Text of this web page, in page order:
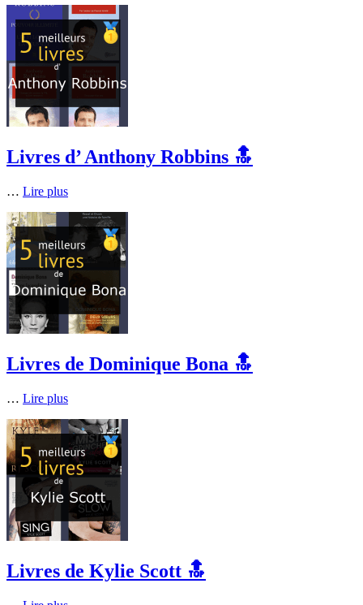
Livres d’ Anthony Robbins 🔝
… Lire plus
Livres de Dominique Bona 🔝
… Lire plus
Livres de Kylie Scott 🔝